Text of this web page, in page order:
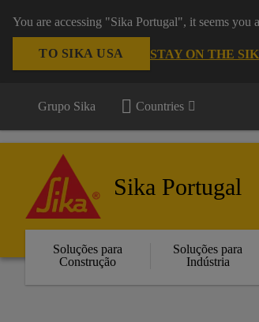
You are accessing "Sika Portugal", it seems
TO SIKA USA STAY ON THE
Grupo Sika Countries
Sika Portugal
Soluções para
Construção
Soluções para
Indústria